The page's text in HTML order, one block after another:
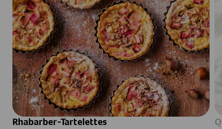
Rhabarber-Tartelettes